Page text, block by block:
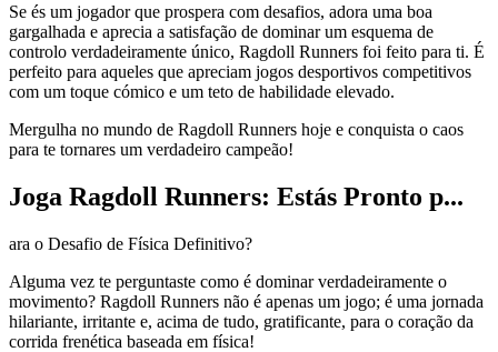
Se és um jogador que prospera com desafios, adora uma boa
gargalhada e aprecia a satisfação de dominar um esquema de
controlo verdadeiramente único, Ragdoll Runners foi feito para ti. É
perfeito para aqueles que apreciam jogos desportivos competitivos
com um toque cómico e um teto de habilidade elevado.
Mergulha no mundo de Ragdoll Runners hoje e conquista o caos
para te tornares um verdadeiro campeão!
Joga Ragdoll Runners: Estás Pronto p...
ara o Desafio de Física Definitivo?
Alguma vez te perguntaste como é dominar verdadeiramente o
movimento? Ragdoll Runners não é apenas um jogo; é uma jornada
hilariante, irritante e, acima de tudo, gratificante, para o coração da
corrida frenética baseada em física!